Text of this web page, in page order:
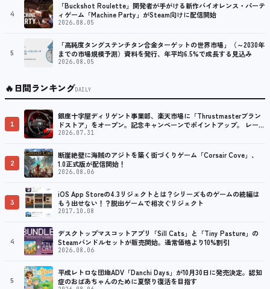
4
「Buckshot Roulette」開発者が手がける新作バイオレンス・パーテ
ィゲーム「Machine Party」がSteam向けに配信開始
2026.08.05
5
「高純度タングステンチタン合金ターゲットの世界市場」（～2030年
までの市場規模予測）資料を発行、年平均6.5%で成長する見込み
2026.08.05
🔥日間ランキングDAILY
1
銀座十字屋ディリゲント事業部、楽天市場に「Thrustmasterブラン
ドストア」をオープン。記念キャンペーンでポイントアップ。 レーシ
ング／フライトシム向けコントローラーを中心に、幅広くラインナッ
2026.07.31
2
断崖絶壁に海賊のアジトを築く街づくりゲーム「Corsair Cove」、
1.0正式版が配信開始！
2026.08.06
3
iOS App Storeの4.3リジェクトとは？シリーズものゲームの続編は
もう出せない！？脱出ゲームで相次ぐリジェクト
2017.10.08
4
デスクトップマスコットアプリ「Sill Cats」と「Tiny Pasture」の
Steamバンドルセットが販売開始。通常価格より10%割引
2026.08.06
5
平成レトロな団地ADV「Danchi Days」が10月30日に発売決定。認知
症のおばあちゃんのために夏祭り復活を目指す